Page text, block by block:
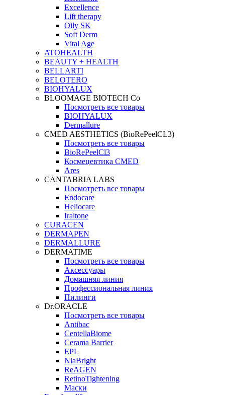
Excellence
Lift therapy
Oily SK
Soft Derm
Vital Age
ATOHEALTH
BEAUTY + HEALTH
BELLARTI
BELOTERO
BIOHYALUX
BLOOMAGE BIOTECH Co
Посмотреть все товары
BIOHYALUX
Dermallure
CMED AESTHETICS (BioRePeelCL3)
Посмотреть все товары
BioRePeelCl3
Космецевтика CMED
Ares
CANTABRIA LABS
Посмотреть все товары
Endocare
Heliocare
Iraltone
CURACEN
DERMAPEN
DERMALLURE
DERMATIME
Посмотреть все товары
Аксессуары
Домашняя линия
Профессиональная линия
Пилинги
Dr.ORACLE
Посмотреть все товары
Antibac
CentellaBiome
Cerama Barrier
EPL
NiaBright
ReAGEN
RetinoTightening
Маски